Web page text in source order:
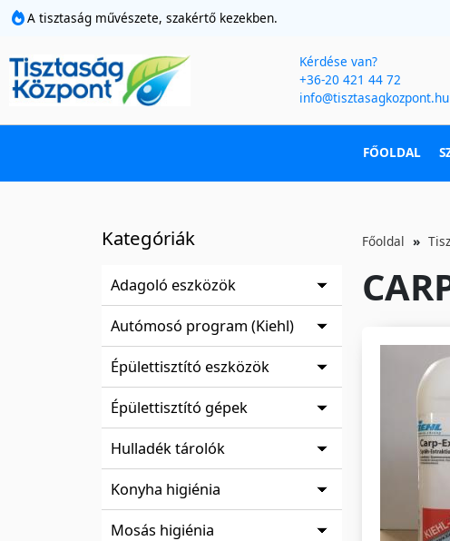
A tisztaság művészete, szakértő kezekben.
Kérdése van?
+36-20 421 44 72
info@tisztasagkozpont.hu
FŐOLDAL
Kategóriák
Adagoló eszközök
Autómosó program (Kiehl)
Épülettisztító eszközök
Épülettisztító gépek
Hulladék tárolók
Konyha higiénia
Mosás higiénia
Főoldal